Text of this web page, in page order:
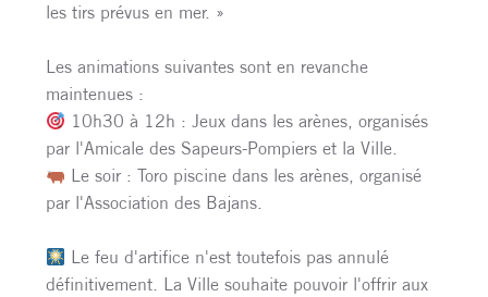
les tirs prévus en mer. »
Les animations suivantes sont en revanche
maintenues :
10h30 à 12h : Jeux dans les arènes, organisés
par l'Amicale des Sapeurs-Pompiers et la Ville.
Le soir : Toro piscine dans les arènes, organisé
par l'Association des Bajans.
Le feu d'artifice n'est toutefois pas annulé
définitivement. La Ville souhaite pouvoir l'offrir aux